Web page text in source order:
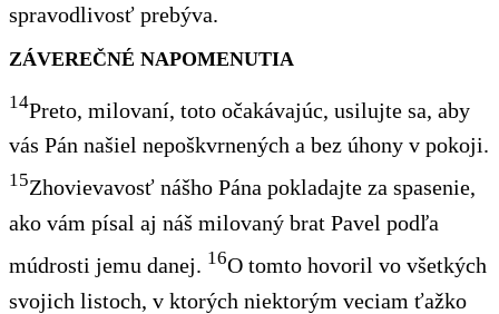
spravodlivosť prebýva.
ZÁVEREČNÉ NAPOMENUTIA
14Preto, milovaní, toto očakávajúc, usilujte sa, aby
vás Pán našiel nepoškvrnených a bez úhony v pokoji.
15Zhovievavosť nášho Pána pokladajte za spasenie,
ako vám písal aj náš milovaný brat Pavel podľa
múdrosti jemu danej. 16O tomto hovoril vo všetkých
svojich listoch, v ktorých niektorým veciam ťažko